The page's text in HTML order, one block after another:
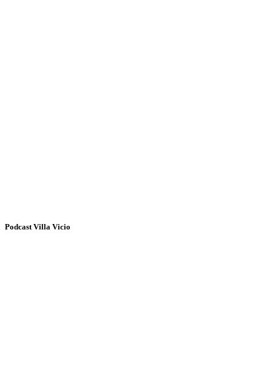
Podcast Villa Vicio